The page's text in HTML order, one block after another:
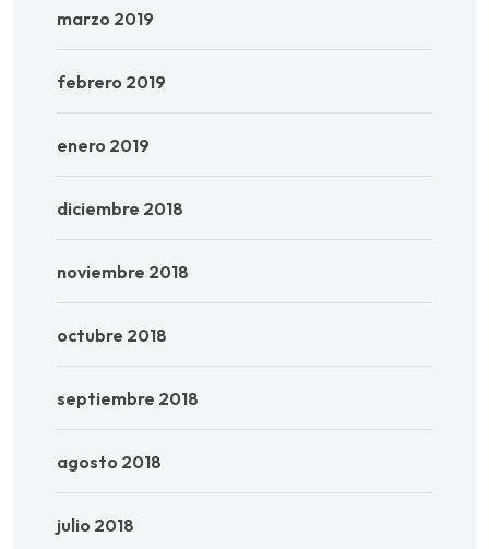
marzo 2019
febrero 2019
enero 2019
diciembre 2018
noviembre 2018
octubre 2018
septiembre 2018
agosto 2018
julio 2018